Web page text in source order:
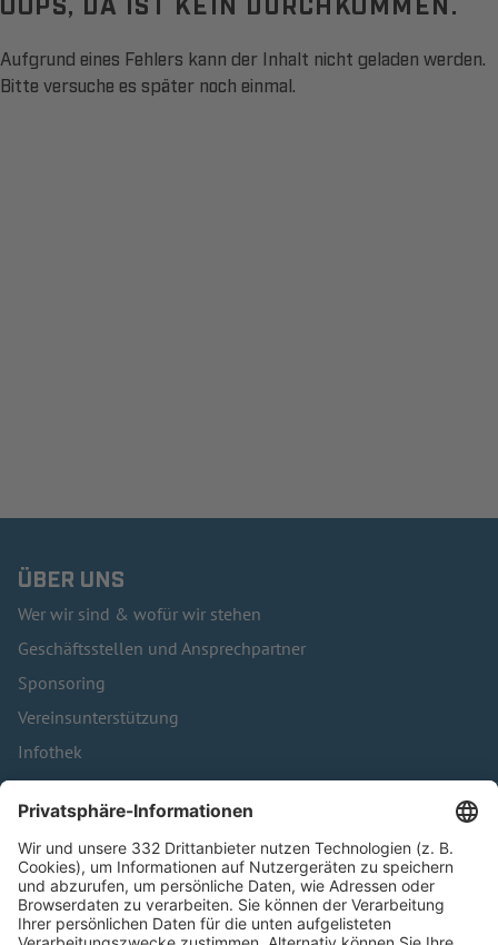
Aufgrund eines Fehlers kann der Inhalt nicht geladen werden.
Bitte versuche es später noch einmal.
ÜBER UNS
Wer wir sind & wofür wir stehen
Geschäftsstellen und Ansprechpartner
Sponsoring
Vereinsunterstützung
Infothek
Kontakt
HÄUFIG BESUCHTE SEITEN
Pässe und Vereinswechsel
Trainerausbildung